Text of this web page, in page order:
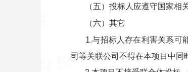
（五）投标人应遵守国家相
（六）其它
1.与招标人存在利害关系可
司等关联公司不得在本项目中同